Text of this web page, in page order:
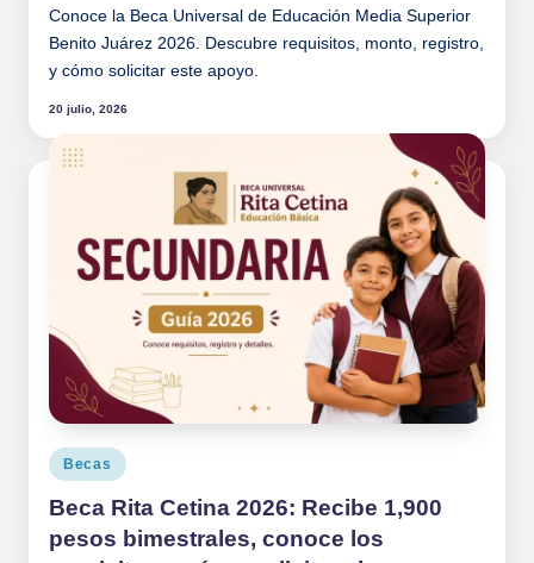
Conoce la Beca Universal de Educación Media Superior
Benito Juárez 2026. Descubre requisitos, monto, registro,
y cómo solicitar este apoyo.
20 julio, 2026
Publicado
en
Becas
Beca Rita Cetina 2026: Recibe 1,900
pesos bimestrales, conoce los